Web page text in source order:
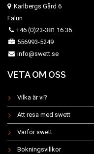
Karlbergs Gård 6
Falun
+46 (0)23-381 16 36
556993-5249
info@swett.se
VETA OM OSS
Vilka är vi?
Att resa med swett
Varför swett
Bokningsvillkor